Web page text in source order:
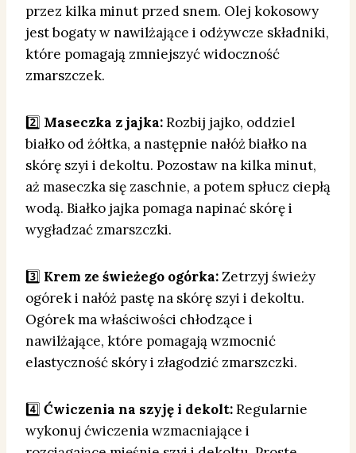
przez kilka minut przed snem. Olej kokosowy
jest bogaty w nawilżające i odżywcze składniki,
które pomagają zmniejszyć widoczność
zmarszczek.
2️⃣ Maseczka z jajka:Rozbij jajko, oddziel
białko od żółtka, a następnie nałóż białko na
skórę szyi i dekoltu. Pozostaw na kilka minut,
aż maseczka się zaschnie, a potem spłucz ciepłą
wodą. Białko jajka pomaga napinać skórę i
wygładzać zmarszczki.
3️⃣ Krem ze świeżego ogórka:Zetrzyj świeży
ogórek i nałóż pastę na skórę szyi i dekoltu.
Ogórek ma właściwości chłodzące i
nawilżające, które pomagają wzmocnić
elastyczność skóry i złagodzić zmarszczki.
4️⃣ Ćwiczenia na szyję i dekolt:Regularnie
wykonuj ćwiczenia wzmacniające i